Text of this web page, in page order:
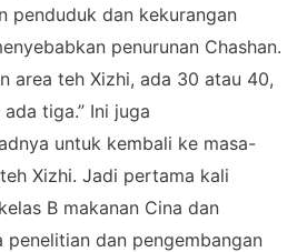
penduduk dan kekurangan
penurunan Chashan.
area teh Xizhi, ada 30 atau 40,
tiga.” Ini juga
untuk kembali ke masa-
Xizhi. Jadi pertama kali
B makanan Cina dan
penelitian dan pengembangan